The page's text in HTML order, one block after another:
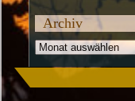
Archiv
Archiv